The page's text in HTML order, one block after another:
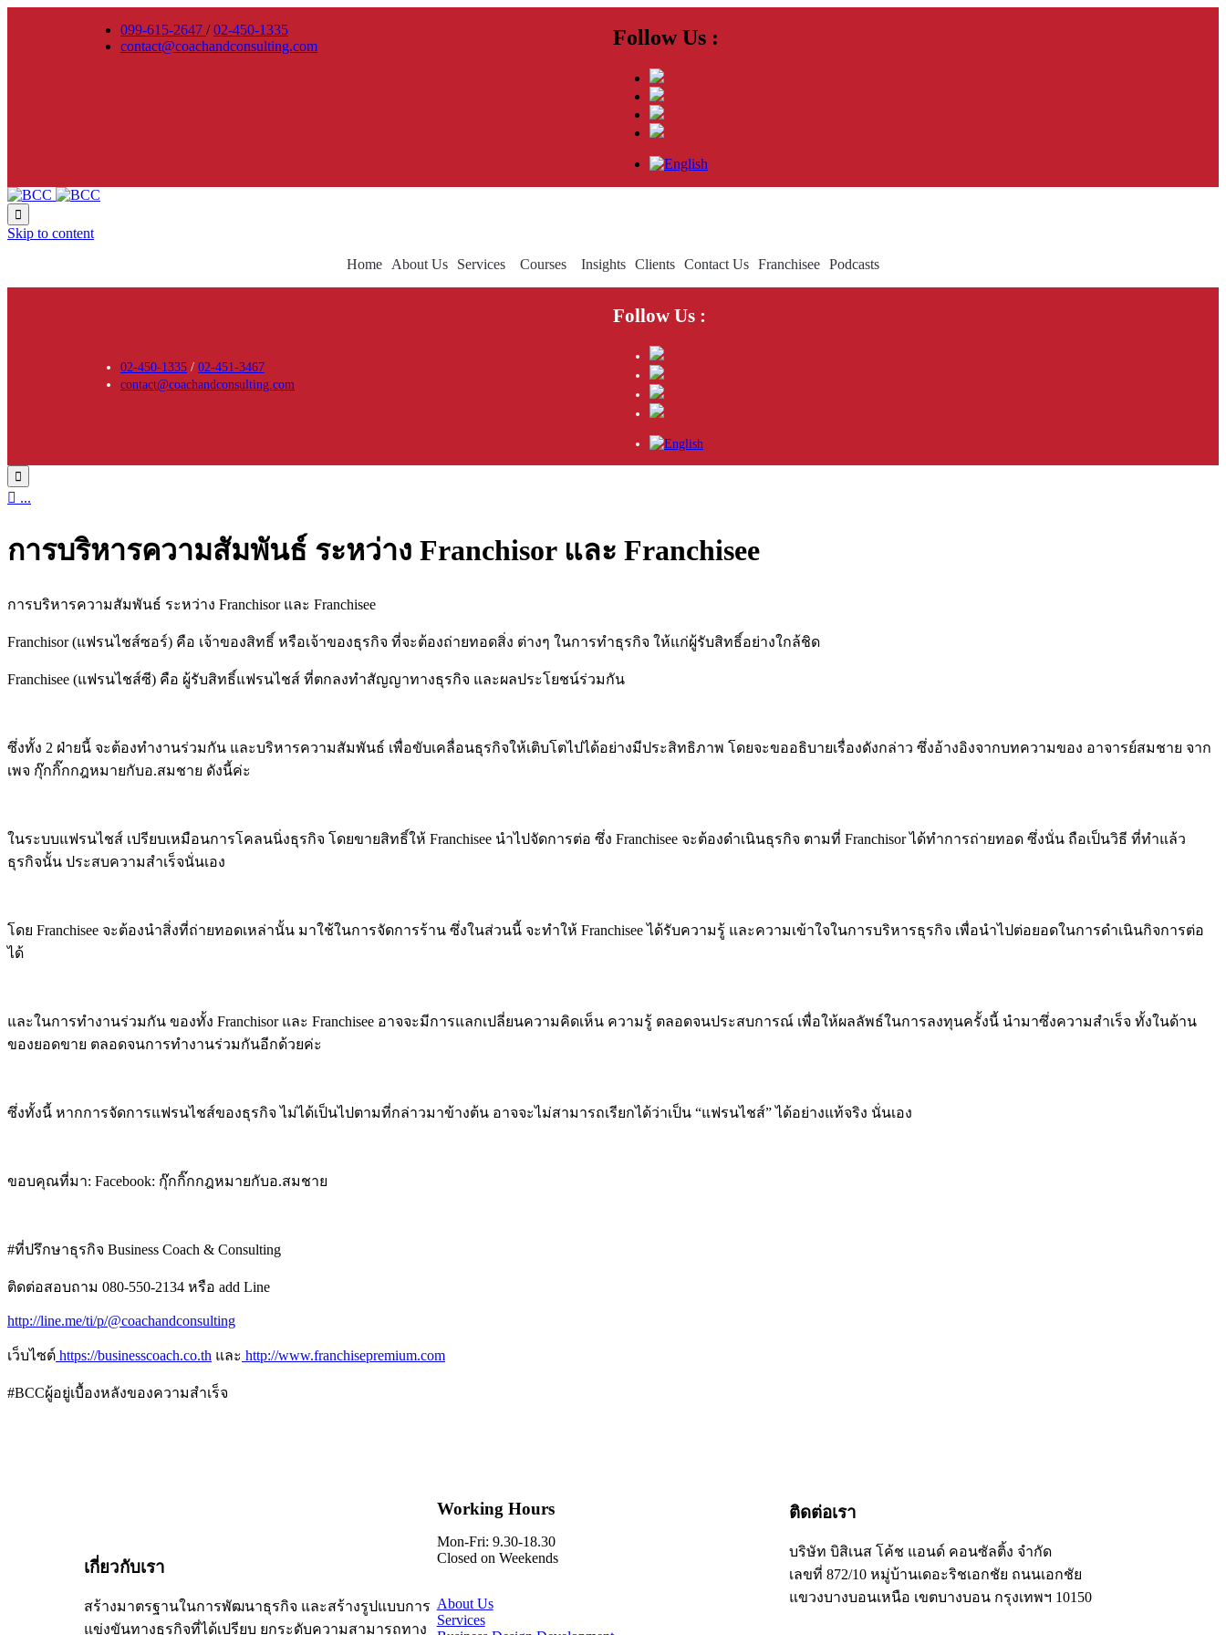
099-615-2647 /02-450-1335
contact@coachandconsulting.com
Follow Us :

Skip to content
Home
About Us Services Courses Insights Clients Contact Us Franchisee Podcasts
02-450-1335 / 02-451-3467
contact@coachandconsulting.com
Follow Us :

 ...
การบริหารความสัมพันธ์ ระหว่าง Franchisor และ Franchisee
การบริหารความสัมพันธ์ ระหว่าง Franchisor และ Franchisee
Franchisor (แฟรนไชส์ซอร์) คือ เจ้าของสิทธิ์ หรือเจ้าของธุรกิจ ที่จะต้องถ่ายทอดสิ่ง ต่างๆ ในการทำธุรกิจ ให้แก่ผู้รับสิทธิ์อย่างใกล้ชิด
Franchisee (แฟรนไชส์ซี) คือ ผู้รับสิทธิ์แฟรนไชส์ ที่ตกลงทำสัญญาทางธุรกิจ และผลประโยชน์ร่วมกัน
ซึ่งทั้ง 2 ฝ่ายนี้ จะต้องทำงานร่วมกัน และบริหารความสัมพันธ์ เพื่อขับเคลื่อนธุรกิจให้เติบโตไปได้อย่างมีประสิทธิภาพ โดยจะขออธิบายเรื่องดังกล่าว ซึ่งอ้างอิงจากบทความของ อาจารย์สมชาย จาก
เพจ กุ๊กกิ๊กกฎหมายกับอ.สมชาย ดังนี้ค่ะ
ในระบบแฟรนไชส์ เปรียบเหมือนการโคลนนิ่งธุรกิจ โดยขายสิทธิ์ให้ Franchisee นำไปจัดการต่อ ซึ่ง Franchisee จะต้องดำเนินธุรกิจ ตามที่ Franchisor ได้ทำการถ่ายทอด ซึ่งนั่น ถือเป็นวิธี ที่ทำแล้ว
ธุรกิจนั้น ประสบความสำเร็จนั่นเอง
โดย Franchisee จะต้องนำสิ่งที่ถ่ายทอดเหล่านั้น มาใช้ในการจัดการร้าน ซึ่งในส่วนนี้ จะทำให้ Franchisee ได้รับความรู้ และความเข้าใจในการบริหารธุรกิจ เพื่อนำไปต่อยอดในการดำเนินกิจการต่อ
ได้
และในการทำงานร่วมกัน ของทั้ง Franchisor และ Franchisee อาจจะมีการแลกเปลี่ยนความคิดเห็น ความรู้ ตลอดจนประสบการณ์ เพื่อให้ผลลัพธ์ในการลงทุนครั้งนี้ นำมาซึ่งความสำเร็จ ทั้งในด้าน
ของยอดขาย ตลอดจนการทำงานร่วมกันอีกด้วยค่ะ
ซึ่งทั้งนี้ หากการจัดการแฟรนไชส์ของธุรกิจ ไม่ได้เป็นไปตามที่กล่าวมาข้างต้น อาจจะไม่สามารถเรียกได้ว่าเป็น “แฟรนไชส์” ได้อย่างแท้จริง นั่นเอง
ขอบคุณที่มา: Facebook: กุ๊กกิ๊กกฎหมายกับอ.สมชาย
#ที่ปรึกษาธุรกิจ Business Coach & Consulting
ติดต่อสอบถาม 080-550-2134 หรือ add Line
http://line.me/ti/p/@coachandconsulting
เว็บไซต์ https://businesscoach.co.th และ http://www.franchisepremium.com
#BCCผู้อยู่เบื้องหลังของความสำเร็จ
เกี่ยวกับเรา
สร้างมาตรฐานในการพัฒนาธุรกิจ และสร้างรูปแบบการ
แข่งขันทางธุรกิจที่ได้เปรียบ ยกระดับความสามารถทาง
Working Hours
Mon-Fri: 9.30-18.30
Closed on Weekends
About Us
Services
ติดต่อเรา
บริษัท บิสิเนส โค้ช แอนด์ คอนซัลติ้ง จำกัด
เลขที่ 872/10 หมู่บ้านเดอะริชเอกชัย ถนนเอกชัย
แขวงบางบอนเหนือ เขตบางบอน กรุงเทพฯ 10150